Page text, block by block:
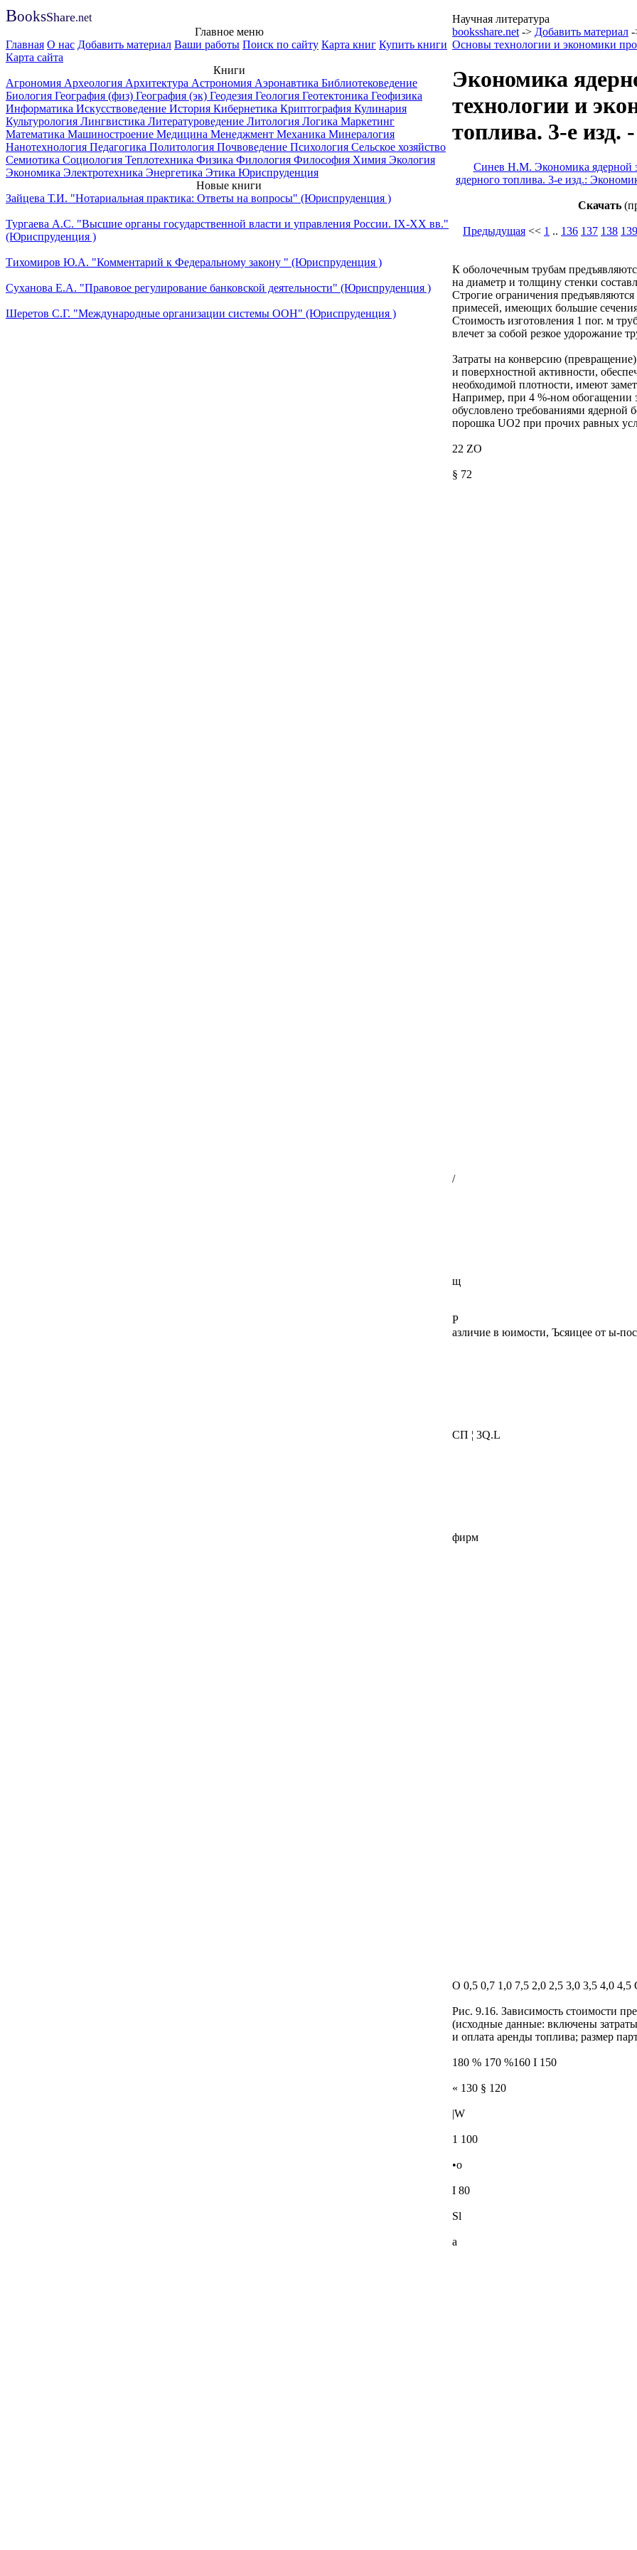
BooksShare.net
Научная литература
Главное меню
Главная О нас Добавить материал Ваши работы Поиск по сайту Карта книг Купить книги
Карта сайта
Книги
Агрономия Археология Архитектура Астрономия Аэронавтика Библиотековедение
Биология География (физ) География (эк) Геодезия Геология Геотектоника Геофизика
Информатика Искусствоведение История Кибернетика Криптография Кулинария
Культурология Лингвистика Литературоведение Литология Логика Маркетинг
Математика Машиностроение Медицина Менеджмент Механика Минералогия
Нанотехнология Педагогика Политология Почвоведение Психология Сельское хозяйство
Семиотика Социология Теплотехника Физика Филология Философия Химия Экология
Экономика Электротехника Энергетика Этика Юриспруденция
Новые книги
Зайцева Т.И. "Нотариальная практика: Ответы на вопросы" (Юриспруденция )
Тургаева А.С. "Высшие органы государственной власти и управления России. IХ-ХХ вв."
(Юриспруденция )
Тихомиров Ю.А. "Комментарий к Федеральному закону " (Юриспруденция )
Суханова Е.А. "Правовое регулирование банковской деятельности" (Юриспруденция )
Шеретов С.Г. "Международные организации системы ООН" (Юриспруденция )
booksshare.net -> Добавить материал -
Основы технологии и экономики
Экономика
технологии и
топлива. 3-е
Синев Н.М. Экономика ядерной
ядерного топлива. 3-е изд.:
Скачать
Предыдущая << 1 .. 136 137 138 139
К оболочечным трубам
на диаметр и толщину стенки
Строгие ограничения
примесей, имеющих большие сечения
Стоимость изготовления 1 пог. м
влечет за собой резкое удорожание
Затраты на конверсию
и поверхностной активности,
необходимой плотности, имеют
Например, при 4 %-ном обогащении
обусловлено требованиями ядерной
порошка UO2 при прочих равных
22 ZO
§ 72
/
щ
P
азличие в юимости, Ъсяицее от ы-
СП ¦ 3Q.L
фирм
О 0,5 0,7 1,0 7,5 2,0 2,5 3,0 3,5 4,0
Рис. 9.16. Зависимость стоимости
(исходные данные: включены
и оплата аренды топлива; размер
180 % 170 %160 І 150
« 130 § 120
|W
1 100
•о
І 80
Sl
a